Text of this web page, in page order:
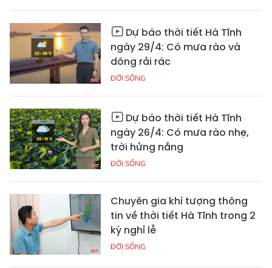
Dự báo thời tiết Hà Tĩnh
ngày 29/4: Có mưa rào và
dông rải rác
ĐỜI SỐNG
Dự báo thời tiết Hà Tĩnh
ngày 26/4: Có mưa rào nhẹ,
trời hửng nắng
ĐỜI SỐNG
Chuyên gia khí tượng thông
tin về thời tiết Hà Tĩnh trong 2
kỳ nghỉ lễ
ĐỜI SỐNG